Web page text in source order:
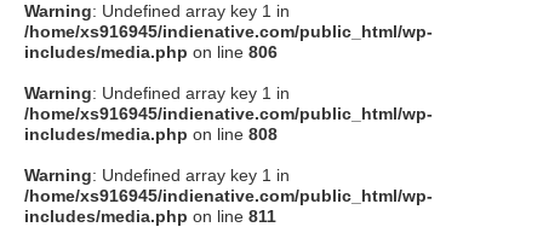
ス情報
ト情報
アーティスト
Warning: Undefined array key 1 in
/home/xs916945/indienative.com/public_html/wp-
includes/media.php on line 806
Warning: Undefined array key 1 in
/home/xs916945/indienative.com/public_html/wp-
includes/media.php on line 808
Warning: Undefined array key 1 in
/home/xs916945/indienative.com/public_html/wp-
includes/media.php on line 811